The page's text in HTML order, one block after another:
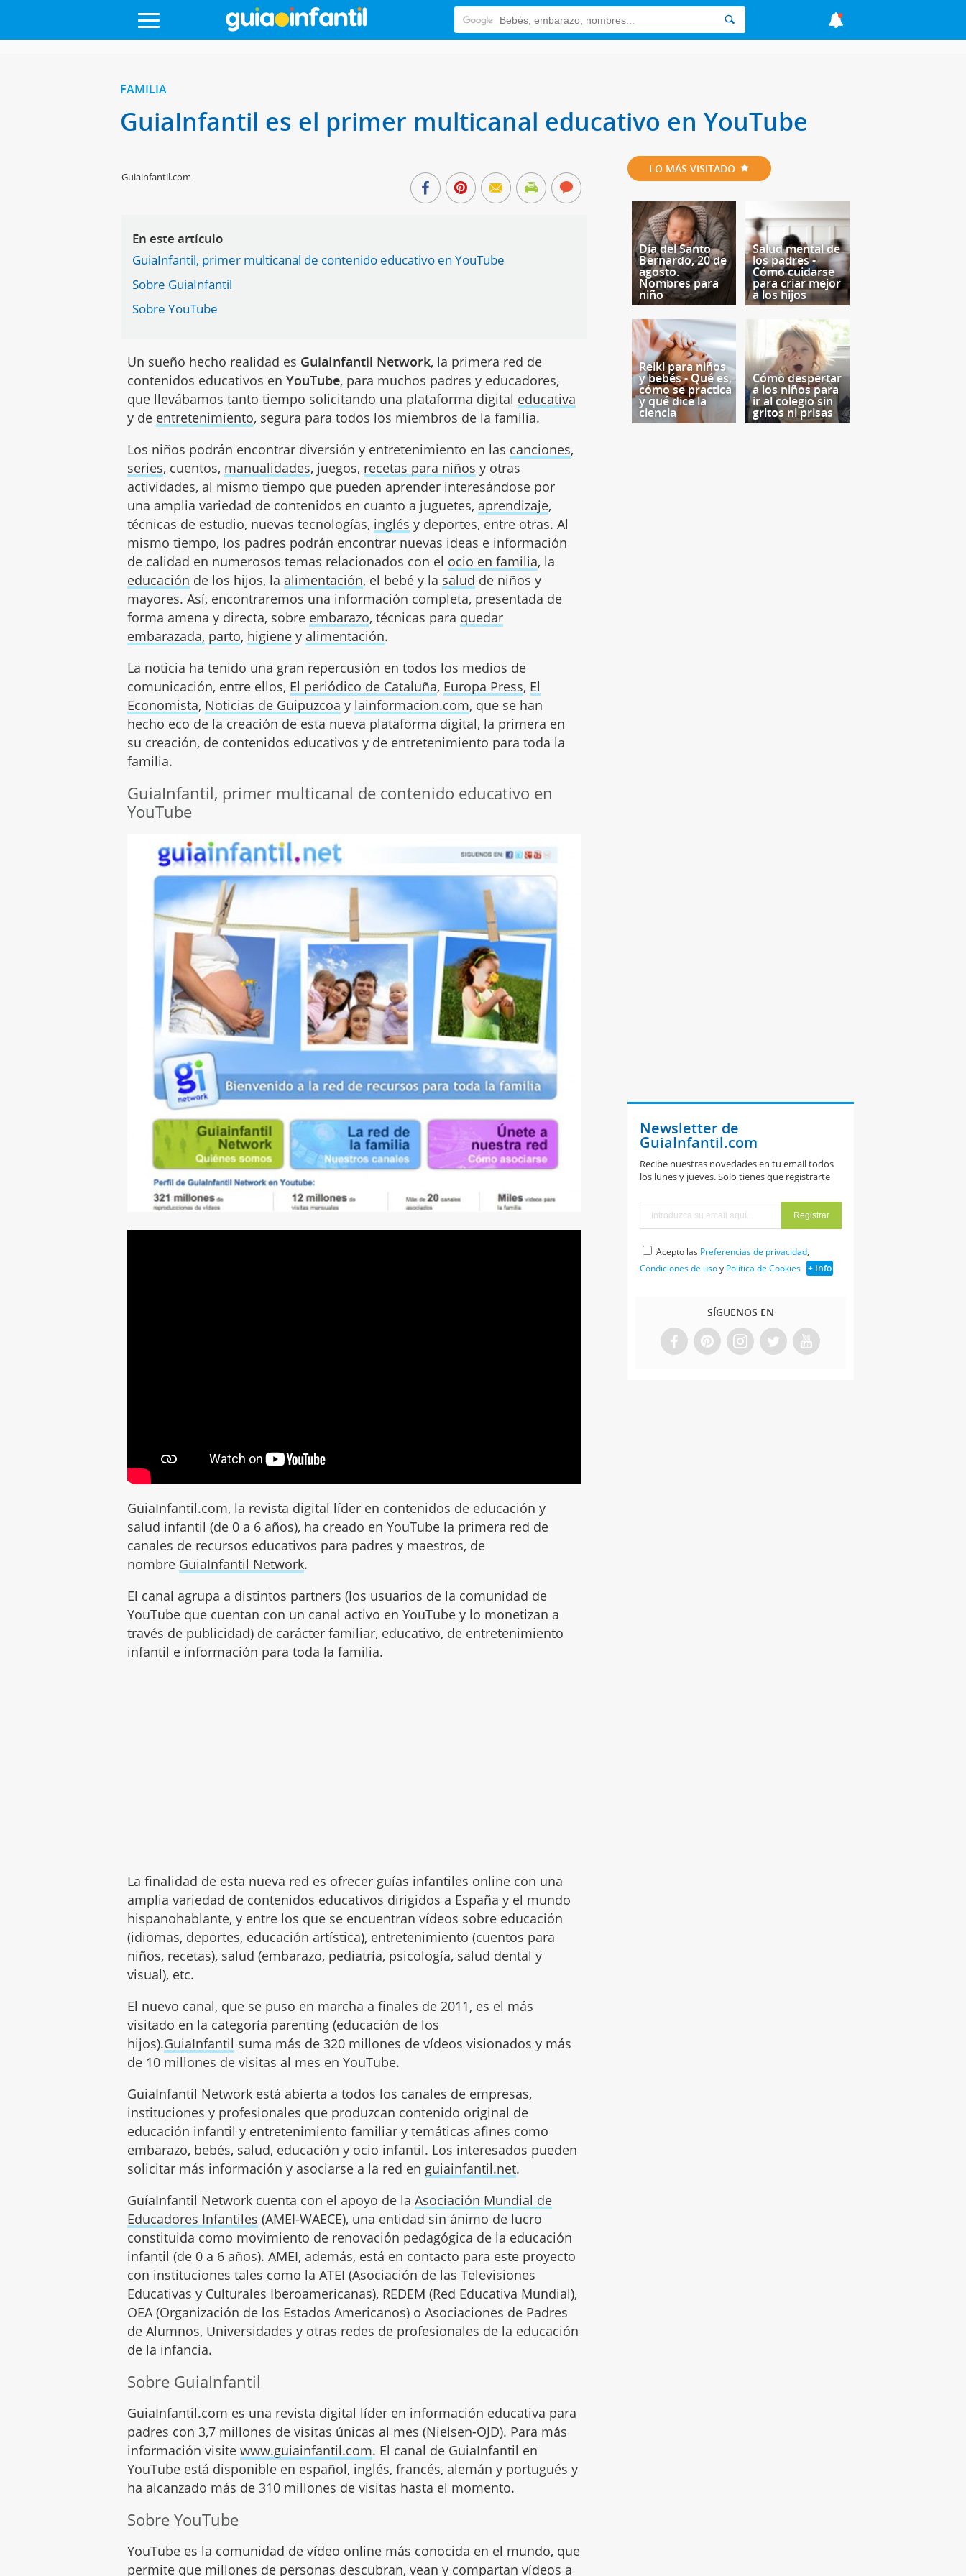
FAMILIA
GuiaInfantil es el primer multicanal educativo en YouTube
Guiainfantil.com
En este artículo
GuiaInfantil, primer multicanal de contenido educativo en YouTube
Sobre GuiaInfantil
Sobre YouTube
Un sueño hecho realidad es GuiaInfantil Network, la primera red de
contenidos educativos enYouTube, para muchos padres y educadores,
que llevábamos tanto tiempo solicitando una plataforma digital educativa
y de entretenimiento, segura para todos los miembros de la familia.
Los niños podrán encontrar diversión y entretenimiento en las canciones,
series, cuentos, manualidades, juegos, recetas para niños y otras
actividades, al mismo tiempo que pueden aprender interesándose por
una amplia variedad de contenidos en cuanto a juguetes, aprendizaje,
técnicas de estudio, nuevas tecnologías, inglés y deportes, entre otras. Al
mismo tiempo, los padres podrán encontrar nuevas ideas e información
de calidad en numerosos temas relacionados con el ocio en familia, la
educación de los hijos, la alimentación, el bebé y la salud de niños y
mayores. Así, encontraremos una información completa, presentada de
forma amena y directa, sobre embarazo, técnicas para quedar
embarazada, parto, higiene y alimentación.
La noticia ha tenido una gran repercusión en todos los medios de
comunicación, entre ellos, El periódico de Cataluña, Europa Press, El
Economista, Noticias de Guipuzcoa y lainformacion.com, que se han
hecho eco de la creación de esta nueva plataforma digital, la primera en
su creación, de contenidos educativos y de entretenimiento para toda la
familia.
GuiaInfantil, primer multicanal de contenido educativo en
YouTube
GuiaInfantil.com, la revista digital líder en contenidos de educación y
salud infantil (de 0 a 6 años), ha creado en YouTube la primera red de
canales de recursos educativos para padres y maestros, de
nombre GuiaInfantil Network.
El canal agrupa a distintos partners (los usuarios de la comunidad de
YouTube que cuentan con un canal activo en YouTube y lo monetizan a
través de publicidad) de carácter familiar, educativo, de entretenimiento
infantil e información para toda la familia.
La finalidad de esta nueva red es ofrecer guías infantiles online con una
amplia variedad de contenidos educativos dirigidos a España y el mundo
hispanohablante, y entre los que se encuentran vídeos sobre educación
(idiomas, deportes, educación artística), entretenimiento (cuentos para
niños, recetas), salud (embarazo, pediatría, psicología, salud dental y
visual), etc.
El nuevo canal, que se puso en marcha a finales de 2011, es el más
visitado en la categoría parenting (educación de los
hijos).GuiaInfantil suma más de 320 millones de vídeos visionados y más
de 10 millones de visitas al mes en YouTube.
GuiaInfantil Network está abierta a todos los canales de empresas,
instituciones y profesionales que produzcan contenido original de
educación infantil y entretenimiento familiar y temáticas afines como
embarazo, bebés, salud, educación y ocio infantil. Los interesados pueden
solicitar más información y asociarse a la red en guiainfantil.net.
GuíaInfantil Network cuenta con el apoyo de laAsociación Mundial de
Educadores Infantiles (AMEI-WAECE), una entidad sin ánimo de lucro
constituida como movimiento de renovación pedagógica de la educación
infantil (de 0 a 6 años). AMEI, además, está en contacto para este proyecto
con instituciones tales como la ATEI (Asociación de las Televisiones
Educativas y Culturales Iberoamericanas), REDEM (Red Educativa Mundial),
OEA (Organización de los Estados Americanos) o Asociaciones de Padres
de Alumnos, Universidades y otras redes de profesionales de la educación
de la infancia.
Sobre GuiaInfantil
GuiaInfantil.com es una revista digital líder en información educativa para
padres con 3,7 millones de visitas únicas al mes (Nielsen-OJD). Para más
información visitewww.guiainfantil.com. El canal de GuiaInfantil en
YouTube está disponible en español, inglés, francés, alemán y portugués y
ha alcanzado más de 310 millones de visitas hasta el momento.
Sobre YouTube
YouTube es la comunidad de vídeo online más conocida en el mundo, que
permite que millones de personas descubran, vean y compartan vídeos a
LO MÁS VISITADO
Día del Santo
Bernardo, 20 de
agosto.
Nombres para
niño
Salud mental de
los padres -
Cómo cuidarse
para criar mejor
a los hijos
Reiki para niños
y bebés - Qué es,
cómo se practica
y qué dice la
ciencia
Cómo despertar
a los niños para
ir al colegio sin
gritos ni prisas
Newsletter de
GuiaInfantil.com
Recibe nuestras novedades en tu email todos
los lunes y jueves. Solo tienes que registrarte
Acepto las Preferencias de privacidad,
Condiciones de usoy Política de Cookies + Info
SÍGUENOS EN